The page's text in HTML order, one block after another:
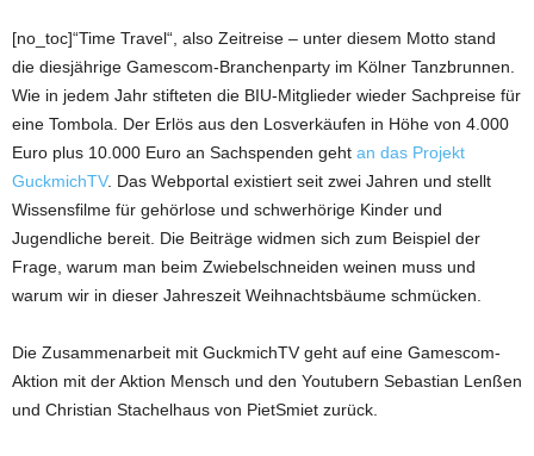
[no_toc]“Time Travel“, also Zeitreise – unter diesem Motto stand
die diesjährige Gamescom-Branchenparty im Kölner Tanzbrunnen.
Wie in jedem Jahr stifteten die BIU-Mitglieder wieder Sachpreise für
eine Tombola. Der Erlös aus den Losverkäufen in Höhe von 4.000
Euro plus 10.000 Euro an Sachspenden geht an das Projekt
GuckmichTV. Das Webportal existiert seit zwei Jahren und stellt
Wissensfilme für gehörlose und schwerhörige Kinder und
Jugendliche bereit. Die Beiträge widmen sich zum Beispiel der
Frage, warum man beim Zwiebelschneiden weinen muss und
warum wir in dieser Jahreszeit Weihnachtsbäume schmücken.
Die Zusammenarbeit mit GuckmichTV geht auf eine Gamescom-
Aktion mit der Aktion Mensch und den Youtubern Sebastian Lenßen
und Christian Stachelhaus von PietSmiet zurück.